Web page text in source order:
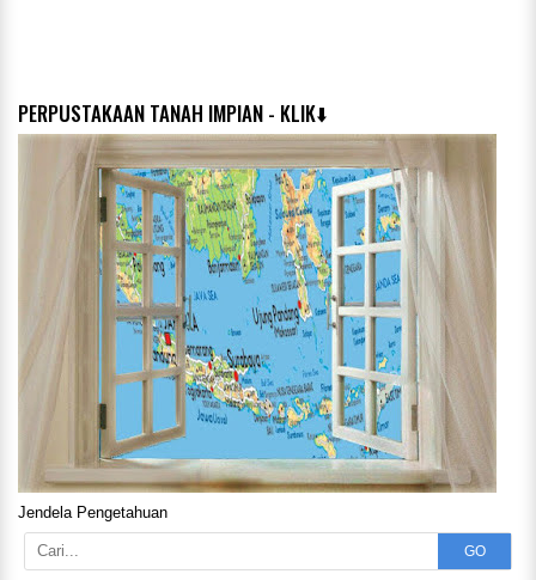
PERPUSTAKAAN TANAH IMPIAN - KLIK⬇️
Jendela Pengetahuan
GO